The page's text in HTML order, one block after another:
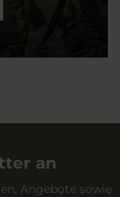
an
Angebote sowie